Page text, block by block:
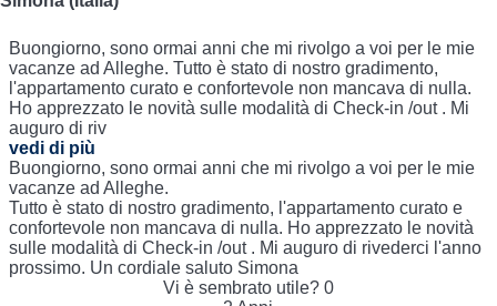
Buongiorno, sono ormai anni che mi rivolgo a voi per le mie
vacanze ad Alleghe. Tutto è stato di nostro gradimento,
l'appartamento curato e confortevole non mancava di nulla.
Ho apprezzato le novità sulle modalità di Check-in /out . Mi
auguro di riv
vedi di più
Buongiorno, sono ormai anni che mi rivolgo a voi per le mie
vacanze ad Alleghe.
Tutto è stato di nostro gradimento, l'appartamento curato e
confortevole non mancava di nulla. Ho apprezzato le novità
sulle modalità di Check-in /out . Mi auguro di rivederci l'anno
prossimo. Un cordiale saluto Simona
Vi è sembrato utile? 0